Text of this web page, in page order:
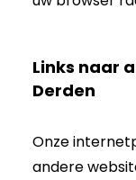
Links naar
Derden
Onze
andere